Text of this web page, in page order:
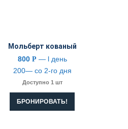
Мольберт кованый
800 Р — l день
200— со 2-го дня
Доступно 1 шт
БРОНИРОВАТЬ!